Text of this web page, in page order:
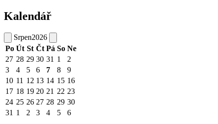
Kalendář
Srpen2026
Po Út St Čt Pá So Ne
27 28 29 30 31 1
2
3
4 5 6 7 8
9
10 11 12 13 14 15 16
17 18 19 20 21 22 23
24 25 26 27 28 29 30
31 1 2 3 4 5 6